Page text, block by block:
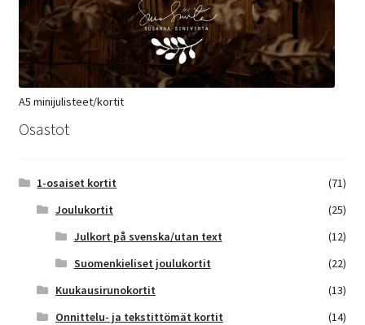
A5 minijulisteet/kortit
Osastot
1-osaiset kortit
(71)
Joulukortit
(25)
Julkort på svenska/utan text
(12)
Suomenkieliset joulukortit
(22)
Kuukausirunokortit
(13)
Onnittelu- ja tekstittömät kortit
(14)